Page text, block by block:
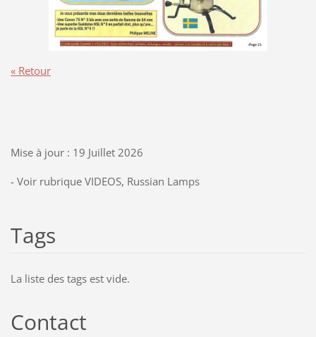
« Retour
Mise à jour : 19 Juillet 2026
- Voir rubrique VIDEOS, Russian Lamps
Tags
La liste des tags est vide.
Contact